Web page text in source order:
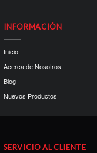
INFORMACIÓN
Inicio
Acerca de Nosotros.
Blog
Nuevos Productos
SERVICIO AL CLIENTE